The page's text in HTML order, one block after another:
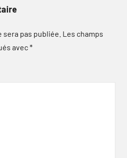
pas publiée. Les champs
avec*